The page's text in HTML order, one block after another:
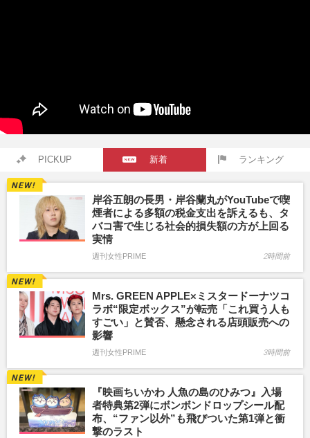
PICKUP 新着 ランキング
岸谷五朗の長男・岸谷蘭丸がYouTubeで喫
煙者による多額の税金支出を訴えるも、タ
バコ害で生じる社会的損失額の方が上回る
実情
週刊女性PRIME 2時間前
Mrs. GREEN APPLE×ミスタードーナツコ
ラボ“限定ボックス”が転売「これ買う人も
すごい」と賛否、懸念される店頭販売への
影響
週刊女性PRIME 3時間前
『映画ちいかわ 人魚の島のひみつ』入場
者特典第2弾にボンボンドロップシール配
布、“ファン以外”も飛びついた第1弾と衝
撃のラスト